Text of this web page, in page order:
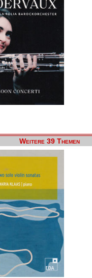
Weitere 39 Themen